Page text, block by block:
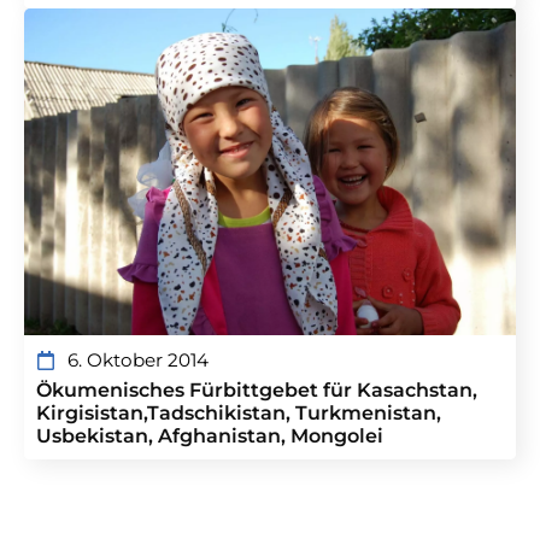
6. Oktober 2014
Ökumenisches Fürbittgebet für Kasachstan,
Kirgisistan,Tadschikistan, Turkmenistan,
Usbekistan, Afghanistan, Mongolei